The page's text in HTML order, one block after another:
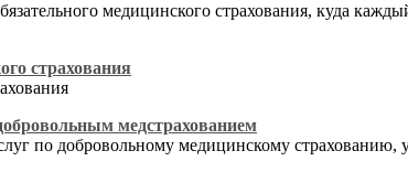
медицинского страхования, куда
страхования
медстрахованием
по добровольному медицинскому